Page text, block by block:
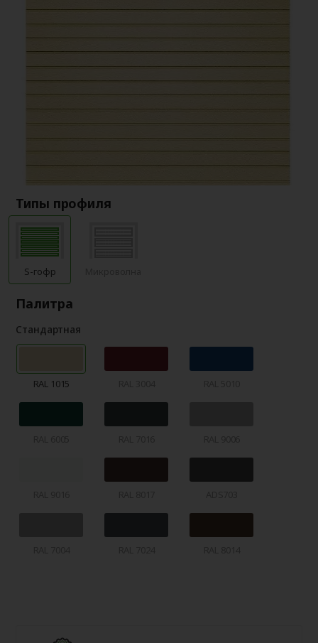
Типы профиля
S-гофр
Палитра
Стандартная
RAL 1015